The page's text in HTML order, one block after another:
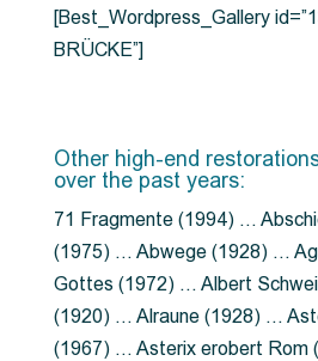
[Best_Wordpress_Gallery
BRÜCKE”]
Other high-end
over the past years:
71 Fragmente (1994) …
(1975) … Abwege (1928) …
Gottes (1972) … Albert
(1920) … Alraune (1928) …
(1967) … Asterix erobert Rom